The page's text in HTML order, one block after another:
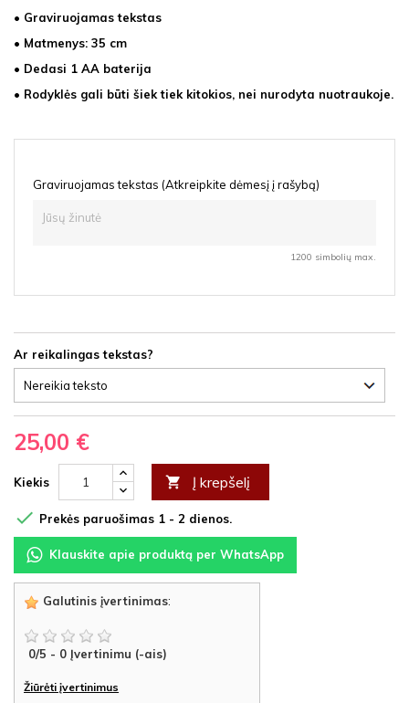
• Graviruojamas tekstas
• Matmenys: 35 cm
• Dedasi 1 AA baterija
• Rodyklės gali būti šiek tiek kitokios, nei nurodyta nuotraukoje.
Graviruojamas tekstas (Atkreipkite dėmesį į rašybą)
1200 simbolių max.
Ar reikalingas tekstas?
25,00 €
Kiekis  Į krepšelį
 Prekės paruošimas 1 - 2 dienos.
Klauskite apie produktą per WhatsApp
Galutinis įvertinimas:
0/5 - 0 Įvertinimu (-ais)
Žiūrėti įvertinimus